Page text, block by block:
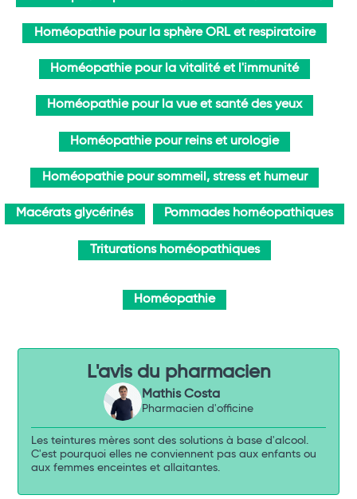
Homéopathie pour la sphère ORL et respiratoire
Homéopathie pour la vitalité et l'immunité
Homéopathie pour la vue et santé des yeux
Homéopathie pour reins et urologie
Homéopathie pour sommeil, stress et humeur
Macérats glycérinés Pommades homéopathiques
Triturations homéopathiques
Homéopathie
L'avis du pharmacien
Mathis Costa
Pharmacien d'officine
Les teintures mères sont des solutions à base d'alcool.
C'est pourquoi elles ne conviennent pas aux enfants ou
aux femmes enceintes et allaitantes.